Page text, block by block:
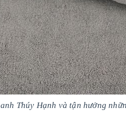
Thúy Hạnh và tận hưởng